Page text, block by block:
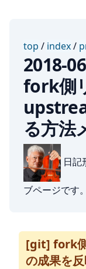
top / index/
2018-
fork側
る方法
日記
ブページです。
[git] fork
の成果を